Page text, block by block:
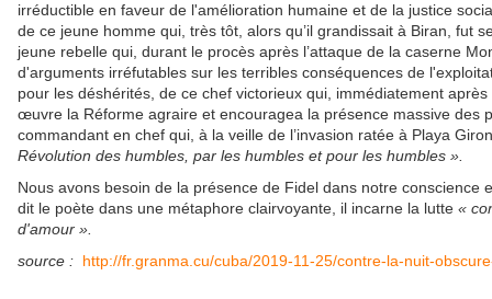
irréductible en faveur de l'amélioration humaine et de la justice
de ce jeune homme qui, très tôt, alors qu’il grandissait à Biran, fut
jeune rebelle qui, durant le procès après l’attaque de la caserne
d'arguments irréfutables sur les terribles conséquences de
pour les déshérités, de ce chef victorieux qui, immédiatement
œuvre la Réforme agraire et encouragea la présence massive des
commandant en chef qui, à la veille de l’invasion ratée à Playa
Révolution des humbles, par les humbles et pour les humbles ».
Nous avons besoin de la présence de Fidel dans notre
dit le poète dans une métaphore clairvoyante, il incarne la lutte «
d'amour ».
source : http://fr.granma.cu/cuba/2019-11-25/contre-la-nuit-